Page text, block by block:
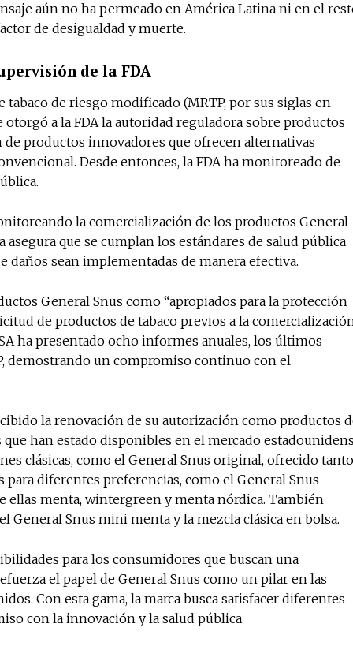
aún no ha permeado en América Latina ni en el
de desigualdad y muerte.
de la FDA
de riesgo modificado (MRTP, por sus siglas en
a la FDA la autoridad reguladora sobre productos
productos innovadores que ofrecen alternativas
Desde entonces, la FDA ha monitoreado de
la comercialización de los productos General
que se cumplan los estándares de salud pública
daños sean implementadas de manera efectiva.
General Snus como “apropiados para la protección
de productos de tabaco previos a la
ha presentado ocho informes anuales, los últimos
demostrando un compromiso continuo con el
la renovación de su autorización como productos
han estado disponibles en el mercado
clásicas, como el General Snus original, ofrecido tanto
diferentes preferencias, como el General Snus
ellas menta, wintergreen y menta nórdica. También
General Snus mini menta y la mezcla clásica en bolsa.
para los consumidores que buscan una
el papel de General Snus como un pilar en las
Con esta gama, la marca busca satisfacer diferentes
con la innovación y la salud pública.